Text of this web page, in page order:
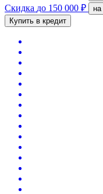
Скидка до 150 000 ₽
Купить в кредит